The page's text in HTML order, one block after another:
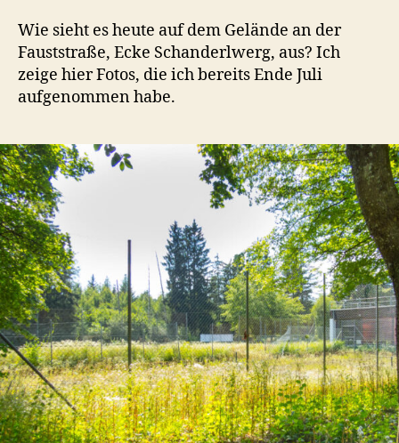
Wie sieht es heute auf dem Gelände an der
Fauststraße, Ecke Schanderlwerg, aus? Ich
zeige hier Fotos, die ich bereits Ende Juli
aufgenommen habe.